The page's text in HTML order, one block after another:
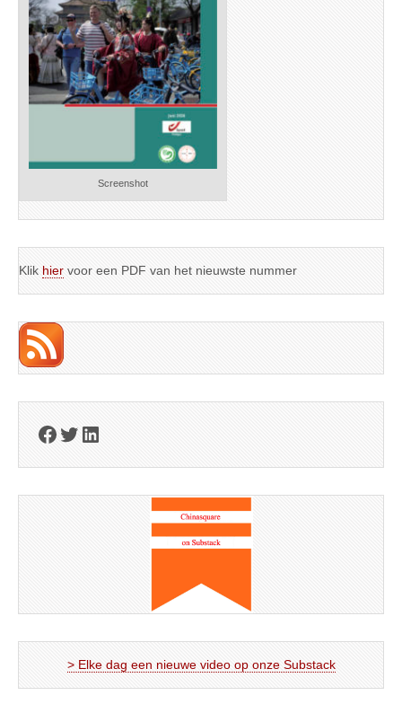
Screenshot
Klik hier voor een PDF van het nieuwste nummer
Facebook
Twitter
LinkedIn
> Elke dag een nieuwe video op onze Substack